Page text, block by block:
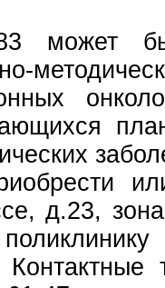
может
д.23,